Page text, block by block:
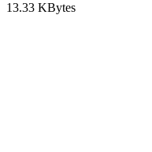
13.33 KBytes